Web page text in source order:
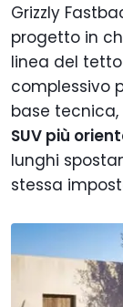
Grizzly
progetto in
linea del
complessivo
base
SUV più
lunghi
stessa